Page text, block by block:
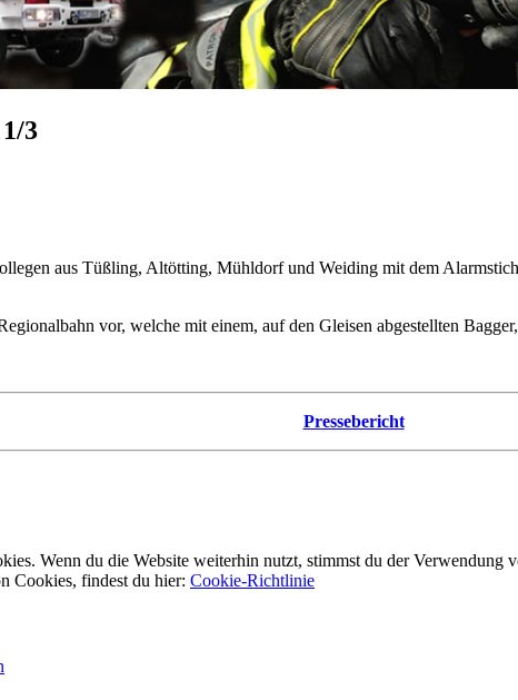
3
aus Tüßling, Altötting, Mühldorf und Weiding mit dem
vor, welche mit einem, auf den Gleisen abgestellten
Pressebericht
Wenn du die Website weiterhin nutzt, stimmst du der Verwendung
Cookies, findest du hier: Cookie-Richtlinie